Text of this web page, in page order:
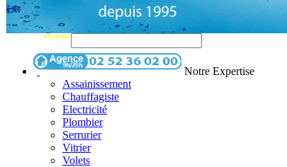
Notre Expertise
Assainissement
Chauffagiste
Electricité
Plombier
Serrurier
Vitrier
Volets